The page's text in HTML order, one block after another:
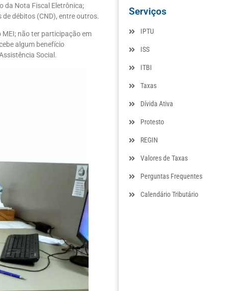
da Nota Fiscal Eletrônica;
débitos (CND), entre outros.
não ter participação em
algum benefício
Social.
Serviços
IPTU
ISS
ITBI
Taxas
Dívida Ativa
Protesto
REGIN
Valores de Taxas
Perguntas Frequentes
Calendário Tributário